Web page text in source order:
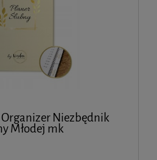
Niezbędnik
Młodej mk